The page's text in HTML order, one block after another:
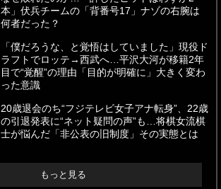
本」伏兵チームの「背番号17」ナゾの右腕は
何者だった？
「僕だろうな、と覚悟はしていました」現役ド
ラフトでロッテ→西武へ…平沢大河が移籍2年
目で“覚醒”の理由「目的が明確に」大きく変わ
った意識
20歳退会のち“フジテレビ女子アナ転身”、22歳
の引退発表に“ネット疑問の声”も…将棋女流棋
士が悩んだ「非公表の旧制度」その実態とは
もっと見る